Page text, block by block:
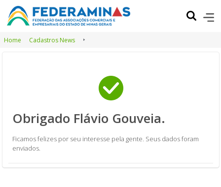
Home Cadastros News
Obrigado Flávio Gouveia.
Ficamos felizes por seu interesse pela gente. Seus dados foram
enviados.